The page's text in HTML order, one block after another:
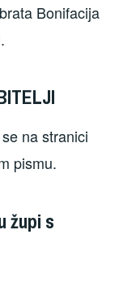
Bonifacija
na stranici
pismu.
župi s